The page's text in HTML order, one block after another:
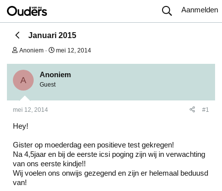
Aanmelden
Januari 2015
O
d
r
w
e
p
t
r
t
r
Anoniem
S
a
r
mei 12, 2014
A
Anoniem
Guest
mei 12, 2014 #1
Hey!
Gister op moederdag een positieve test gekregen!
Na 4,5jaar en bij de eerste icsi poging zijn wij in verwachting
van ons eerste kindje!!
Wij voelen ons onwijs gezegend en zijn er helemaal beduusd
van!